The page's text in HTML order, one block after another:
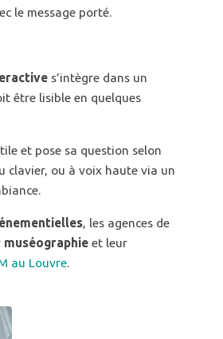
le message porté.
s’intègre dans un
être lisible en quelques
et pose sa question selon
clavier, ou à voix haute via un
, les agences de
muséographie et leur
au Louvre.